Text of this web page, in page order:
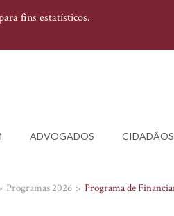
fins estatísticos.
ADVOGADOS CIDADÃOS
Programas 2026 Programa de